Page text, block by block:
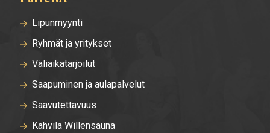
Lipunmyynti
Ryhmät ja yritykset
Väliaikatarjoilut
Saapuminen ja aulapalvelut
Saavutettavuus
Kahvila Willensauna